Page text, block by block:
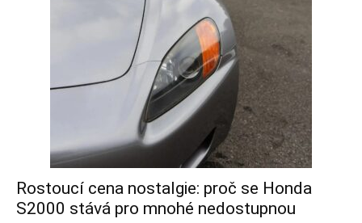
Rostoucí cena nostalgie: proč se Honda
S2000 stává pro mnohé nedostupnou